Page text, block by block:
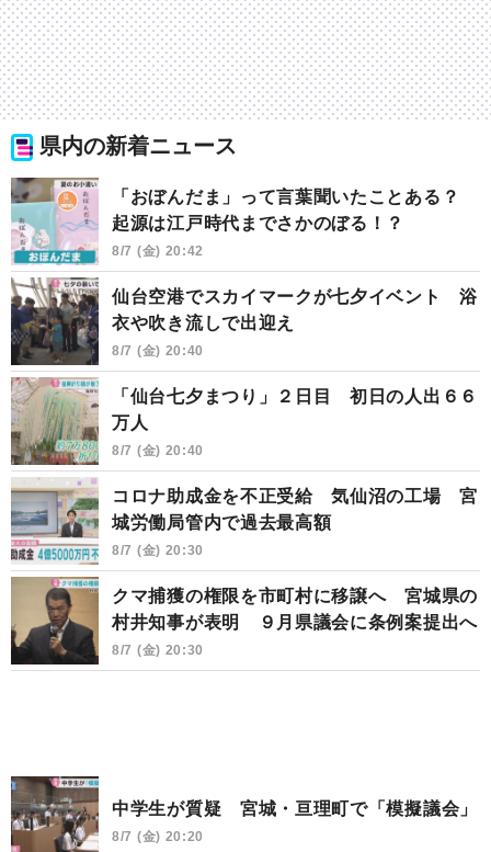
県内の新着ニュース
「おぼんだま」って言葉聞いたことある？
起源は江戸時代までさかのぼる！？
8/7 (金) 20:42
仙台空港でスカイマークが七夕イベント 浴
衣や吹き流しで出迎え
8/7 (金) 20:40
「仙台七夕まつり」２日目 初日の人出６６
万人
8/7 (金) 20:40
コロナ助成金を不正受給 気仙沼の工場 宮
城労働局管内で過去最高額
8/7 (金) 20:30
クマ捕獲の権限を市町村に移譲へ 宮城県の
村井知事が表明 ９月県議会に条例案提出へ
8/7 (金) 20:30
中学生が質疑 宮城・亘理町で「模擬議会」
8/7 (金) 20:20